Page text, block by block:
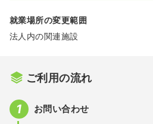
就業場所の変更範囲
法人内の関連施設
ご利用の流れ
お問い合わせ